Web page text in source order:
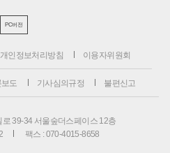
PC버전
개인정보처리방침 이용자위원회
보도 기사심의규정 불편신고
39-34 서울숲더스페이스 12층
팩스 : 070-4015-8658